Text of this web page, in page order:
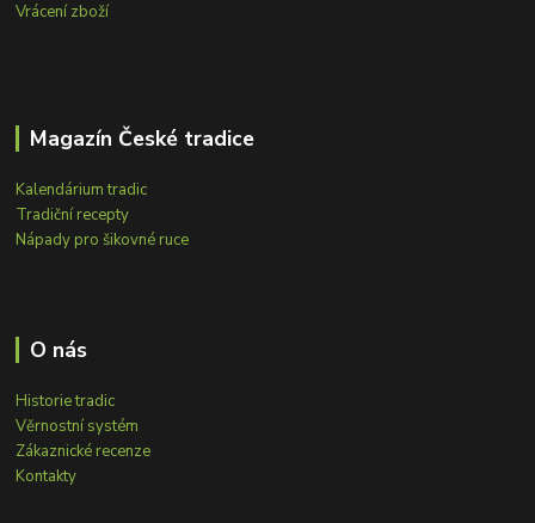
Vrácení zboží
Magazín České tradice
Kalendárium tradic
Tradiční recepty
Nápady pro šikovné ruce
O nás
Historie tradic
Věrnostní systém
Zákaznické recenze
Kontakty